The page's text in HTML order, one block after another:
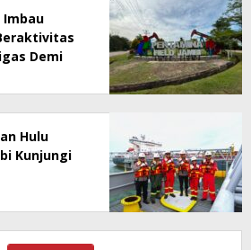
Imbau
Demi
Hulu
Kunjungi